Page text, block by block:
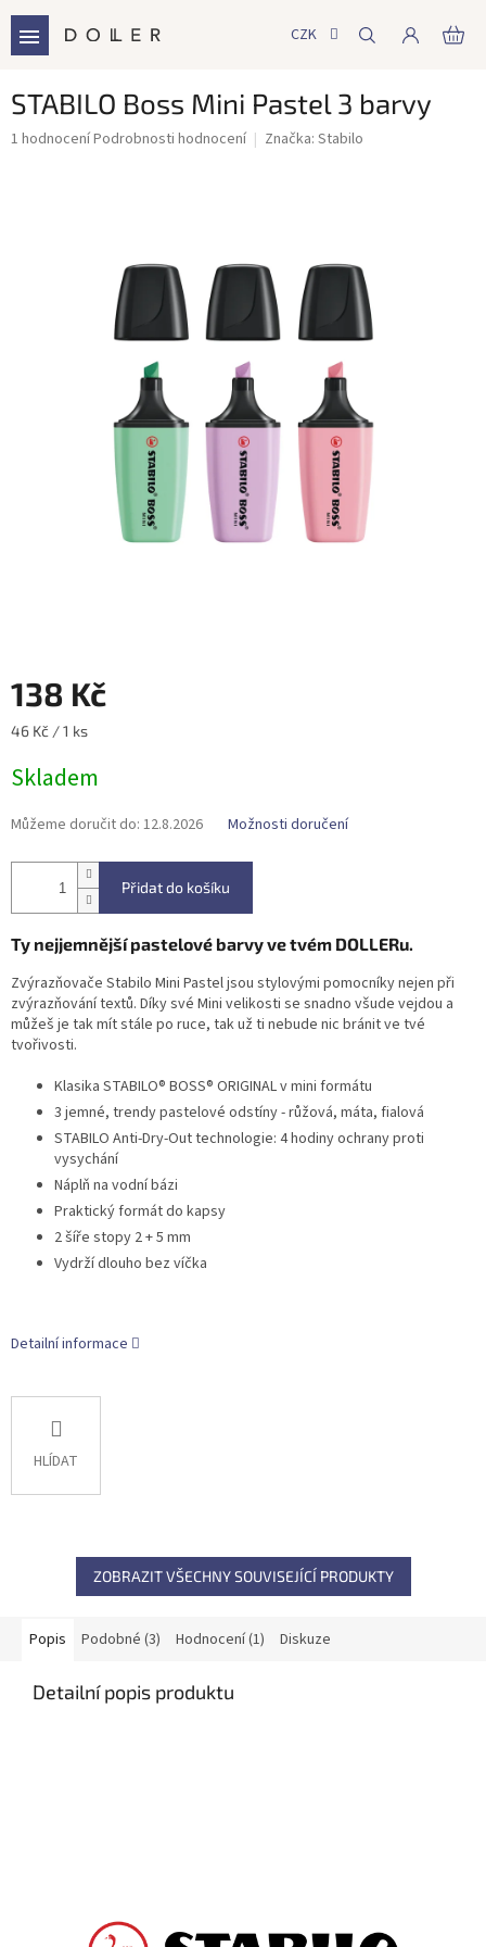
obsah
CZK
STABILO Boss Mini Pastel 3 barvy
Průměrné
1 hodnoceníPodrobnosti hodnocení Značka: Stabilo
138 Kč
Měrná
46 Kč / 1 ks
Skladem
Můžeme doručit do: 12.8.2026 Možnosti doručení
Přidat do košíku
Ty nejjemnější pastelové barvy ve tvém DOLLERu.
Zvýrazňovače Stabilo Mini Pastel jsou stylovými pomocníky nejen při
zvýrazňování textů. Díky své Mini velikosti se snadno všude vejdou a
můžeš je tak mít stále po ruce, tak už ti nebude nic bránit ve tvé
tvořivosti.
Klasika STABILO® BOSS® ORIGINAL v mini formátu
3 jemné, trendy pastelové odstíny - růžová, máta, fialová
STABILO Anti-Dry-Out technologie: 4 hodiny ochrany proti
vysychání
Náplň na vodní bázi
Praktický formát do kapsy
2 šíře stopy 2 + 5 mm
Vydrží dlouho bez víčka
Detailní informace
HLÍDAT
ZOBRAZIT VŠECHNY SOUVISEJÍCÍ PRODUKTY
Popis Podobné (3) Hodnocení (1) Diskuze
Detailní popis produktu